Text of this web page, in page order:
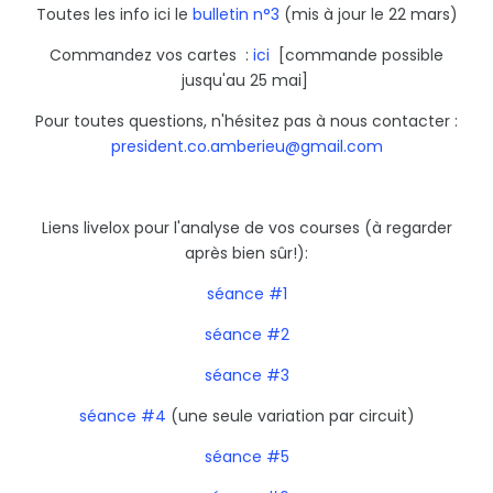
Toutes les info ici le bulletin n°3 (mis à jour le 22 mars)
Commandez vos cartes : ici [commande possible
jusqu'au 25 mai]
Pour toutes questions, n'hésitez pas à nous contacter :
president.co.amberieu@gmail.com
Liens livelox pour l'analyse de vos courses (à regarder
après bien sûr!):
séance #1
séance #2
séance #3
séance #4 (une seule variation par circuit)
séance #5